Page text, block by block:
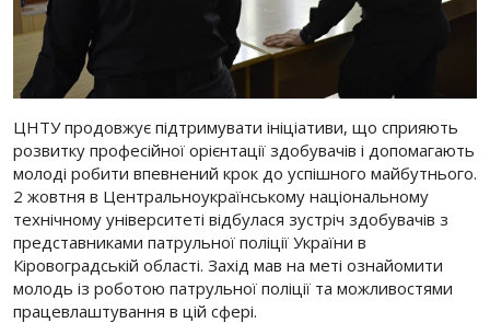
ЦНТУ продовжує підтримувати ініціативи, що сприяють
розвитку професійної орієнтації здобувачів і допомагають
молоді робити впевнений крок до успішного майбутнього.
2 жовтня в Центральноукраїнському національному
технічному університеті відбулася зустріч здобувачів з
представниками патрульної поліції України в
Кіровоградській області. Захід мав на меті ознайомити
молодь із роботою патрульної поліції та можливостями
працевлаштування в цій сфері.